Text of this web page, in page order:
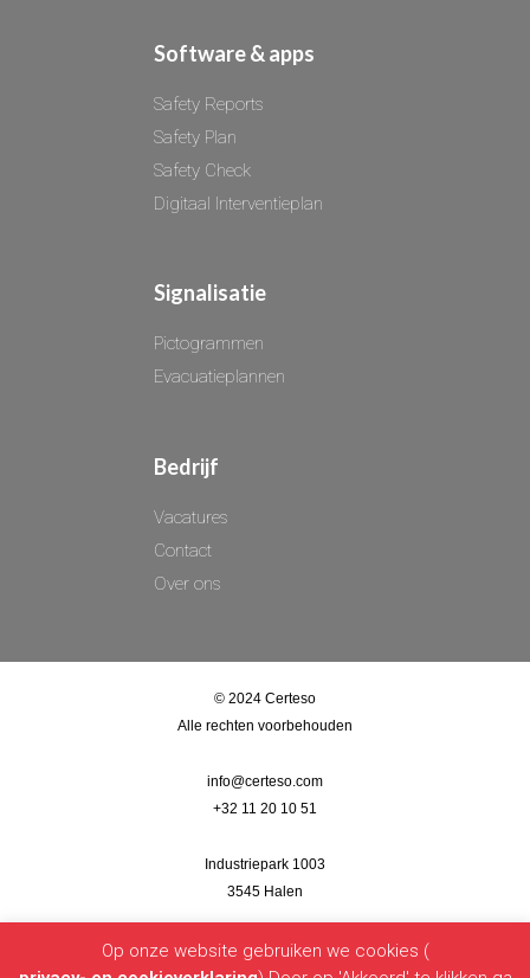
Software & apps
Safety Reports
Safety Plan
Safety Check
Digitaal Interventieplan
Signalisatie
Pictogrammen
Evacuatieplannen
Bedrijf
Vacatures
Contact
Over ons
© 2024 Certeso
Alle rechten voorbehouden
info@certeso.com
+32 11 20 10 51
Industriepark 1003
3545 Halen
Rue Roger Marchal 6
Op onze website gebruiken we cookies (